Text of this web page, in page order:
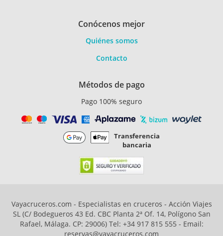
Conócenos mejor
Quiénes somos
Contacto
Métodos de pago
Pago 100% seguro
Transferencia
bancaria
Vayacruceros.com - Especialistas en cruceros - Acción Viajes
SL (C/ Bodegueros 43 Ed. CBC Planta 2ª Of. 14, Polígono San
Rafael, Málaga. CP: 29006) Tel: +34 917 815 555 - Email:
reservas@vayacruceros.com